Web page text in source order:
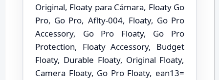
Original, Floaty para Cámara, Floaty Go
Pro, Go Pro, Aflty-004, Floaty, Go Pro
Accessory, Go Pro Floaty, Go Pro
Protection, Floaty Accessory, Budget
Floaty, Durable Floaty, Original Floaty,
Camera Floaty, Go Pro Floaty, ean13=